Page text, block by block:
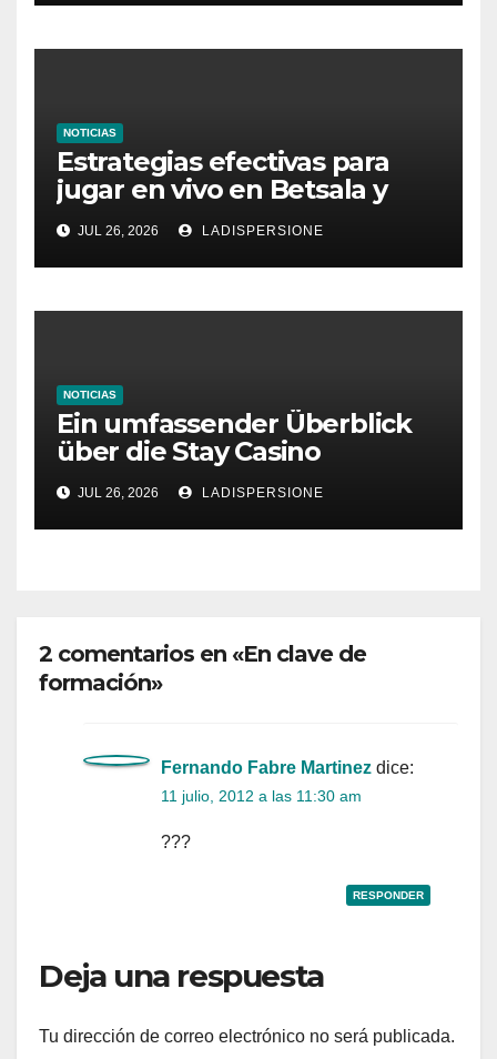
NOTICIAS
Estrategias efectivas para
jugar en vivo en Betsala y
aumentar tus ganancias
JUL 26, 2026 LADISPERSIONE
NOTICIAS
Ein umfassender Überblick
über die Stay Casino
Bonusbedingungen
JUL 26, 2026 LADISPERSIONE
2 comentarios en «En clave de
formación»
Fernando Fabre Martinez dice:
11 julio, 2012 a las 11:30 am
???
RESPONDER
Deja una respuesta
Tu dirección de correo electrónico no será publicada.